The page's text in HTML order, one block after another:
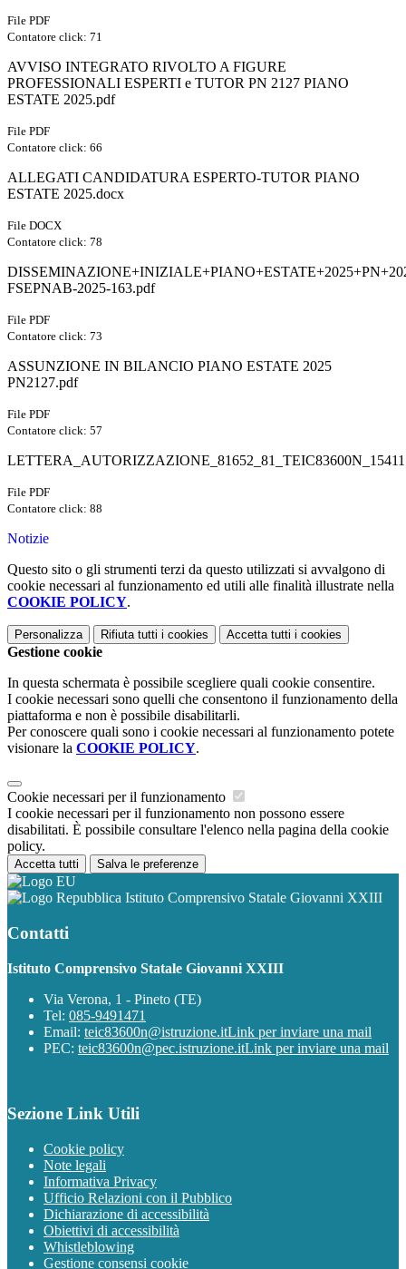
File PDF
Contatore click: 71
AVVISO INTEGRATO RIVOLTO A FIGURE
PROFESSIONALI ESPERTI e TUTOR PN 2127 PIANO
ESTATE 2025.pdf
File PDF
Contatore click: 66
ALLEGATI CANDIDATURA ESPERTO-TUTOR PIANO
ESTATE 2025.docx
File DOCX
Contatore click: 78
FSEPNAB-2025-163.pdf
File PDF
Contatore click: 73
ASSUNZIONE IN BILANCIO PIANO ESTATE 2025
PN2127.pdf
File PDF
Contatore click: 57
File PDF
Contatore click: 88
Notizie
Questo sito o gli strumenti terzi da questo utilizzati si avvalgono di
cookie necessari al funzionamento ed utili alle finalità illustrate nella
COOKIE POLICY.
Personalizza Rifiuta tutti i cookies Accetta tutti i cookies
Gestione cookie
In questa schermata è possibile scegliere quali cookie consentire.
I cookie necessari sono quelli che consentono il funzionamento della
piattaforma e non è possibile disabilitarli.
Per conoscere quali sono i cookie necessari al funzionamento potete
visionare la COOKIE POLICY.
Cookie necessari per il funzionamento
I cookie necessari per il funzionamento non possono essere
disabilitati. È possibile consultare l'elenco nella pagina della cookie
policy.
Accetta tutti Salva le preferenze
Istituto Comprensivo Statale Giovanni XXIII
Contatti
Istituto Comprensivo Statale Giovanni XXIII
Via Verona, 1 - Pineto (TE)
Tel: 085-9491471
Email: teic83600n@istruzione.itLink per inviare una mail
PEC: teic83600n@pec.istruzione.itLink per inviare una mail
Sezione Link Utili
Cookie policy
Note legali
Informativa Privacy
Ufficio Relazioni con il Pubblico
Dichiarazione di accessibilità
Obiettivi di accessibilità
Whistleblowing
Gestione consensi cookie